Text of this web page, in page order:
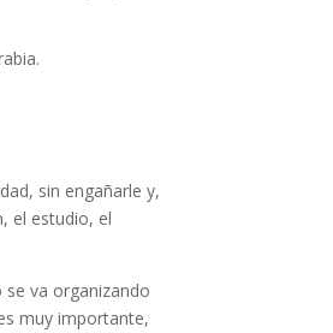
sin engañarle y,
el estudio, el
va organizando
muy importante,